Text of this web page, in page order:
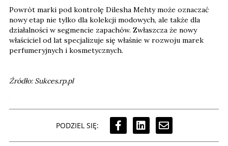
Powrót marki pod kontrolę Dilesha Mehty może oznaczać
nowy etap nie tylko dla kolekcji modowych, ale także dla
działalności w segmencie zapachów. Zwłaszcza że nowy
właściciel od lat specjalizuje się właśnie w rozwoju marek
perfumeryjnych i kosmetycznych.
Źródło: Sukces.rp.pl
PODZIEL SIĘ: